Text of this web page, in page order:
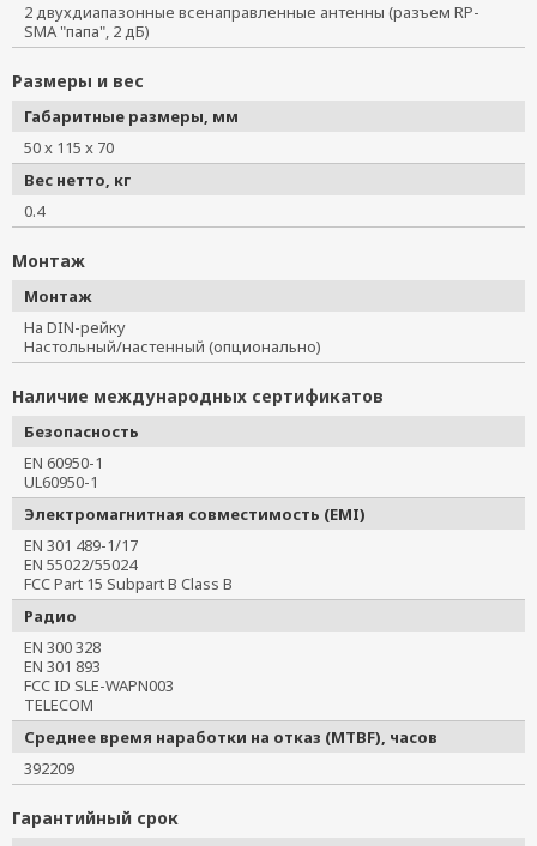
2 двухдиапазонные всенаправленные антенны (разъем RP-
SMA "папа", 2 дБ)
Размеры и вес
Габаритные размеры, мм
50 x 115 x 70
Вес нетто, кг
0.4
Монтаж
Монтаж
На DIN-рейку
Настольный/настенный (опционально)
Наличие международных сертификатов
Безопасность
EN 60950-1
UL60950-1
Электромагнитная совместимость (EMI)
EN 301 489-1/17
EN 55022/55024
FCC Part 15 Subpart B Class B
Радио
EN 300 328
EN 301 893
FCC ID SLE-WAPN003
TELECOM
Среднее время наработки на отказ (MTBF), часов
392209
Гарантийный срок